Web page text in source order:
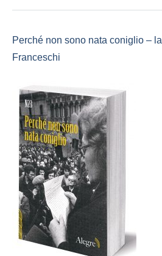
Perché non sono nata coniglio –
Franceschi